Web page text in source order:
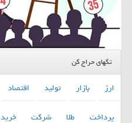
تگهای حراج کن
ارز بازار تولید اقتصاد
پرداخت
طلا شركت خرید